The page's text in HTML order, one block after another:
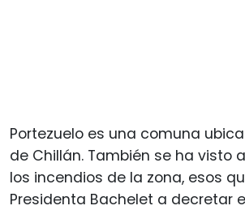
Portezuelo es una comuna
de Chillán. También se ha visto
los incendios de la zona, esos
Presidenta Bachelet a decretar